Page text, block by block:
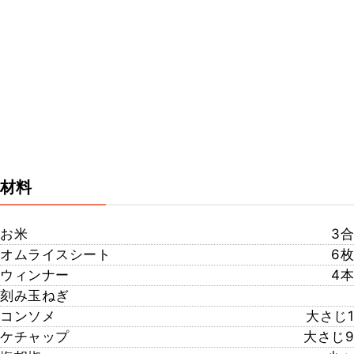
材料
お米
3合
オムライスシート
6枚
ウィンナー
4本
刻み玉ねぎ
コンソメ
大さじ1
ケチャップ
大さじ9